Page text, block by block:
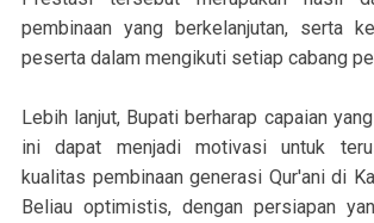
pembinaan yang berkelanjutan, serta
peserta dalam mengikuti setiap cabang
Lebih lanjut, Bupati berharap capaian
ini dapat menjadi motivasi untuk
kualitas pembinaan generasi Qur'ani di
Beliau optimistis, dengan persiapan